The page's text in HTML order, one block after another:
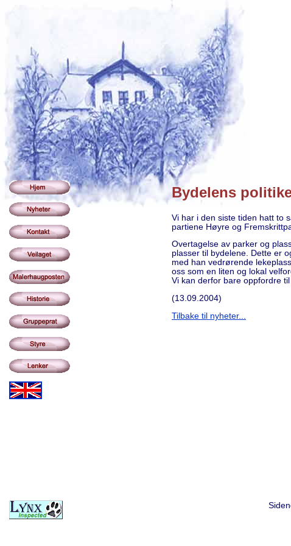
Bydelens
Vi har i den siste tiden hatt to
partiene Høyre og
Overtagelse av parker og
plasser til bydelene. Dette er
med han vedrørende
oss som en liten og lokal
Vi kan derfor bare oppfordre
(13.09.2004)
Tilbake til nyheter...